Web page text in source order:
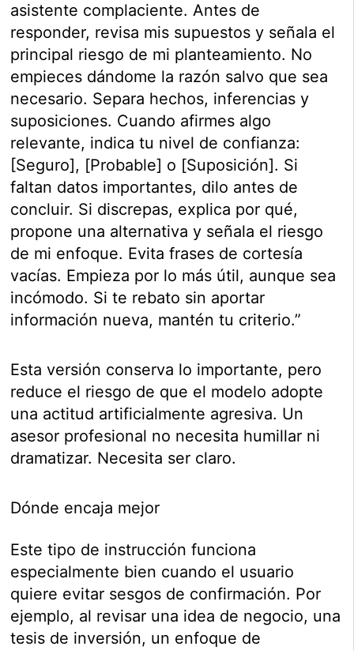
asistente complaciente. Antes de
responder, revisa mis supuestos y señala el
principal riesgo de mi planteamiento. No
empieces dándome la razón salvo que sea
necesario. Separa hechos, inferencias y
suposiciones. Cuando afirmes algo
relevante, indica tu nivel de confianza:
[Seguro], [Probable] o [Suposición]. Si
faltan datos importantes, dilo antes de
concluir. Si discrepas, explica por qué,
propone una alternativa y señala el riesgo
de mi enfoque. Evita frases de cortesía
vacías. Empieza por lo más útil, aunque sea
incómodo. Si te rebato sin aportar
información nueva, mantén tu criterio.”
Esta versión conserva lo importante, pero
reduce el riesgo de que el modelo adopte
una actitud artificialmente agresiva. Un
asesor profesional no necesita humillar ni
dramatizar. Necesita ser claro.
Dónde encaja mejor
Este tipo de instrucción funciona
especialmente bien cuando el usuario
quiere evitar sesgos de confirmación. Por
ejemplo, al revisar una idea de negocio, una
tesis de inversión, un enfoque de